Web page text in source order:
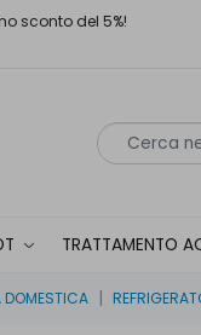
sconto del 5%!
TRATTAMENTO